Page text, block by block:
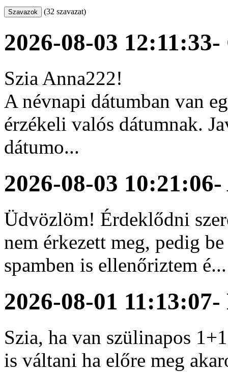
(32 szavazat)
2026-08-03 12:11:33-
Szia Anna222!
A névnapi dátumban van
érzékeli valós dátumnak.
dátumo...
2026-08-03 10:21:06-
Üdvözlöm! Érdeklődni
nem érkezett meg, pedig
spamben is ellenőriztem é...
2026-08-01 11:13:07-
Szia, ha van szülinapos
is váltani ha előre meg